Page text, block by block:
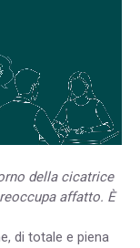
della cicatrice
affatto. È
di totale e piena